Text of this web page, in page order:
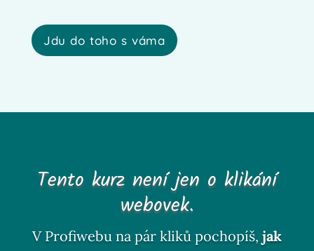
Jdu do toho s váma
Tento kurz není jen o klikání
webovek.
V Profiwebu na pár kliků pochopíš, jak